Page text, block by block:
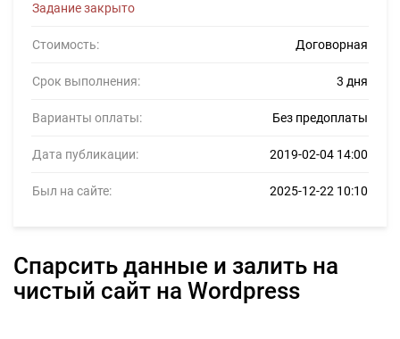
Задание закрыто
Стоимость: Договорная
Срок выполнения: 3 дня
Варианты оплаты: Без предоплаты
Дата публикации: 2019-02-04 14:00
Был на сайте: 2025-12-22 10:10
Спарсить данные и залить на
чистый сайт на Wordpress